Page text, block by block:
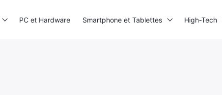
PC et Hardware Smartphone et Tablettes High-Tech